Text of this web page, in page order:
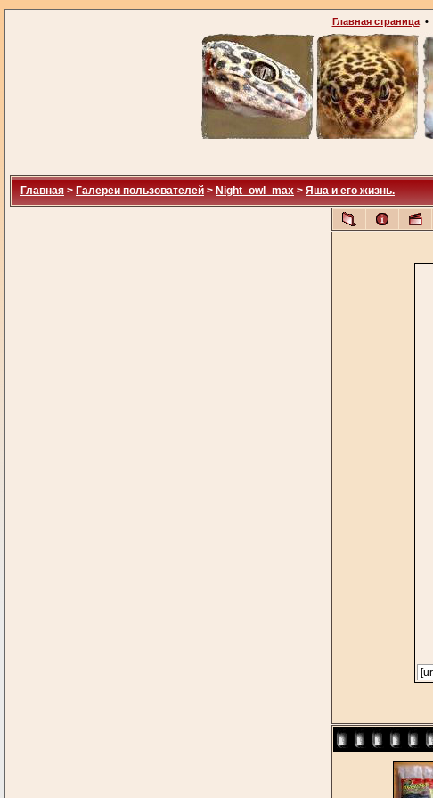
Главная страница•
Главная > Галереи пользователей > Night_owl_max > Яша и его жизнь.